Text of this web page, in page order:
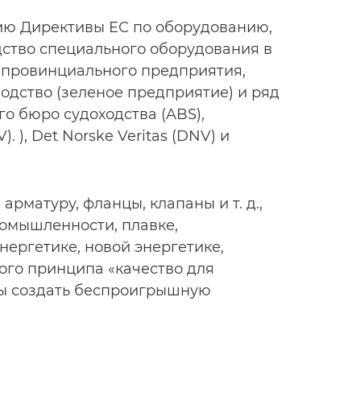
Директивы ЕС по оборудованию,
специального оборудования в
предприятия,
(зеленое предприятие) и ряд
бюро судоходства (ABS),
), Det Norske Veritas (DNV) и
фланцы, клапаны и т. д.,
плавке,
новой энергетике,
принципа «качество для
создать беспроигрышную